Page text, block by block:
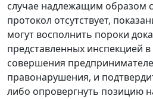
случае надлежащим образом
протокол отсутствует,
могут восполнить пороки
представленных инспекцией
совершения
правонарушения, и
либо опровергнуть позицию